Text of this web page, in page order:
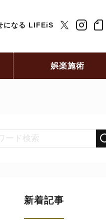
になる LIFEiS
娯楽施術
新着記事